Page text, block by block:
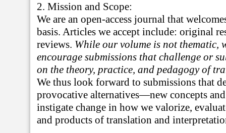
2. Mission and Scope:
We are an open-access journal that
basis. Articles we accept include: original
reviews. While our volume is not thematic,
encourage submissions that challenge or
on the theory, practice, and pedagogy of
We thus look forward to submissions that
provocative alternatives—new concepts
instigate change in how we valorize,
and products of translation and